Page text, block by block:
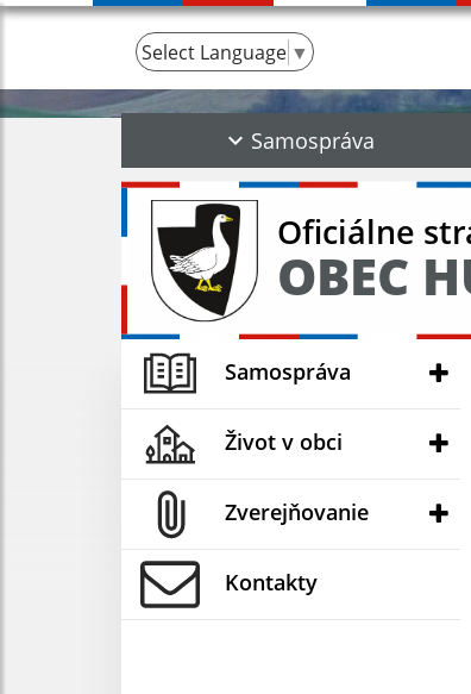
Select Language ▼
Samospráva
Oficiálne
OBEC
Samospráva
Život v obci
Zverejňovanie
Kontakty